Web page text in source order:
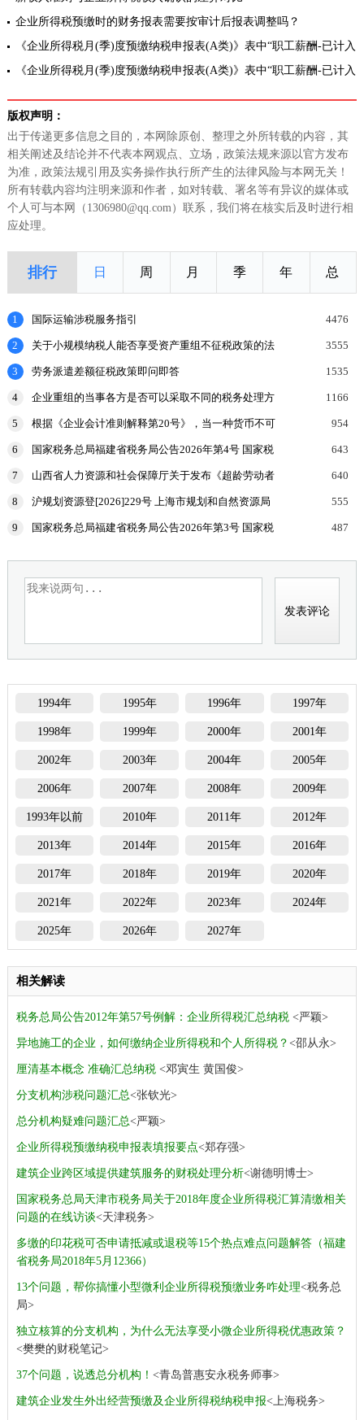
企业所得税预缴时的财务报表需要按审计后报表调整吗？
《企业所得税月(季)度预缴纳税申报表(A类)》表中“职工薪酬-已计入
成本费用的职工薪酬”和“职工薪酬-实际支付给职工的应付职工薪酬”应
《企业所得税月(季)度预缴纳税申报表(A类)》表中“职工薪酬-已计入
版权声明：
出于传递更多信息之目的，本网除原创、整理之外所转载的内容，其
相关阐述及结论并不代表本网观点、立场，政策法规来源以官方发布
为准，政策法规引用及实务操作执行所产生的法律风险与本网无关！
所有转载内容均注明来源和作者，如对转载、署名等有异议的媒体或
个人可与本网（1306980@qq.com）联系，我们将在核实后及时进行相
应处理。
排行 日 周 月 季 年 总
1 国际运输涉税服务指引 4476
2
关于小规模纳税人能否享受资产重组不征税政策的法
3555
3 劳务派遣差额征税政策即问即答 1535
4
企业重组的当事各方是否可以采取不同的税务处理方
1166
5
根据《企业会计准则解释第20号》，当一种货币不可
察汇率、
954
6
国家税务总局福建省税务局公告2026年第4号 国家税
物劳
643
7
山西省人力资源和社会保障厅关于发布《超龄劳动者
640
8
沪规划资源登[2026]229号 上海市规划和自然资源局
置
555
9
国家税务总局福建省税务局公告2026年第3号 国家税
试点
487
1994年 1995年 1996年 1997年
1998年 1999年 2000年 2001年
2002年 2003年 2004年 2005年
2006年 2007年 2008年 2009年
1993年以前 2010年 2011年 2012年
2013年 2014年 2015年 2016年
2017年 2018年 2019年 2020年
2021年 2022年 2023年 2024年
2025年 2026年 2027年
相关解读
税务总局公告2012年第57号例解：企业所得税汇总纳税<严颖>
异地施工的企业，如何缴纳企业所得税和个人所得税？ <邵从永>
厘清基本概念 准确汇总纳税<邓寅生 黄国俊>
分支机构涉税问题汇总<张钦光>
总分机构疑难问题汇总<严颖>
企业所得税预缴纳税申报表填报要点<郑存强>
建筑企业跨区域提供建筑服务的财税处理分析<谢德明博士>
国家税务总局天津市税务局关于2018年度企业所得税汇算清缴相关
问题的在线访谈<天津税务>
多缴的印花税可否申请抵减或退税等15个热点难点问题解答（福建
省税务局2018年5月12366）
13个问题，帮你搞懂小型微利企业所得税预缴业务咋处理<税务总
局>
独立核算的分支机构，为什么无法享受小微企业所得税优惠政策？
<樊樊的财税笔记>
37个问题，说透总分机构！ <青岛普惠安永税务师事>
建筑企业发生外出经营预缴及企业所得税纳税申报<上海税务>